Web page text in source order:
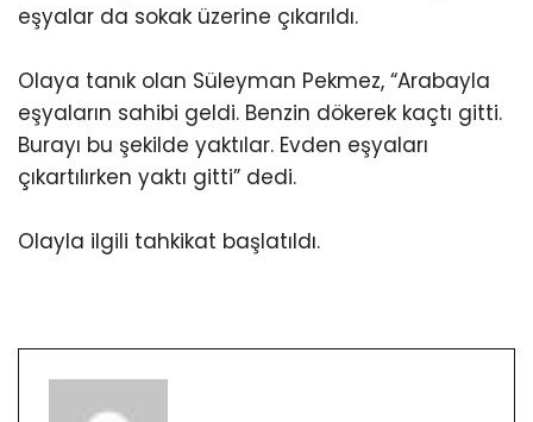
eşyalar da sokak üzerine çıkarıldı.
Olaya tanık olan Süleyman Pekmez, “Arabayla
eşyaların sahibi geldi. Benzin dökerek kaçtı gitti.
Burayı bu şekilde yaktılar. Evden eşyaları
çıkartılırken yaktı gitti” dedi.
Olayla ilgili tahkikat başlatıldı.